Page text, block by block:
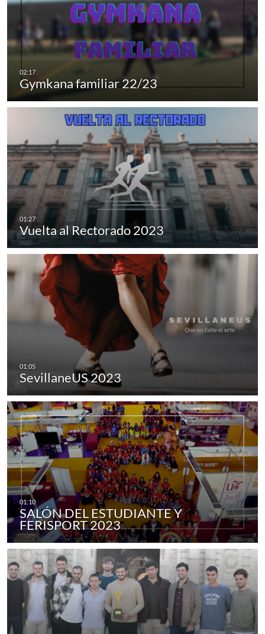
Gymkana familiar 22/23
Vuelta al Rectorado 2023
SevillaneUS 2023
SALÓN DEL ESTUDIANTE Y
FERISPORT 2023